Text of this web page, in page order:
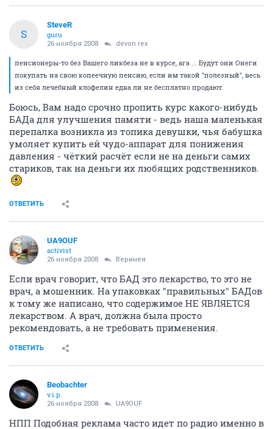
S
SteveR
guru
26 ноября 2008 devon rex
пенсионеры-то без Вашего ликбеза не в курсе, ага ... Будут они Онеги
покупать на свою копеечную пенсию, если им такой "полезный", весь
из себя лечебный клофелин едва ли не бесплатно продают.
Боюсь, Вам надо срочно пропить курс какого-нибудь
БАДа для улучшения памяти - ведь наша маленькая
перепалка возникла из топика девушки, чья бабушка
умоляет купить ей чудо-аппарат для понижения
давления - чёткий расчёт если не на деньги самих
стариков, так на деньги их любящих родственников.
ОТВЕТИТЬ
UA9OUF
activist
26 ноября 2008 Веринея
Если врач говорит, что БАД это лекарство, то это не
врач, а мошенник. На упаковках "правильных" БАДов
к тому же написано, что содержимое НЕ ЯВЛЯЕТСЯ
лекарством. А врач, должна была просто
рекомендовать, а не требовать применения.
ОТВЕТИТЬ
Beobachter
v.i.p.
26 ноября 2008 UA9OUF
НПП Подобная реклама часто идет по радио именно в